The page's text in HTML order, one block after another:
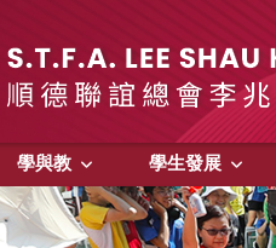
學與教 學生發展